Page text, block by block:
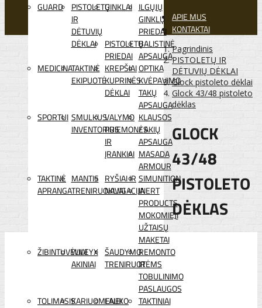
GUARD
PISTOLETŲ
IR
DĖTUVIŲ
DĖKLAI
GINKLAI ILGŲJŲ
GINKLŲ
PRIEDAI
PISTOLETŲ
PRIEDAI
BALISTINĖ
APSAUGA
MEDICINATAKTINĖ
EKIPUOTĖ
KREPŠIAI
KUPRINĖS
DĖKLAI
OPTIKA
KVĖPAVIMO
TAKŲ
APSAUGA
SPORTUI SMULKUS
INVENTORIUS
VALYMO
PRIEMONĖS
IR
ĮRANKIAI
KLAUSOS
/ AKIŲ
APSAUGA
MASADA
ARMOUR
TAKTINĖ
APRANGA
MANTIS
TRENIRUOKLIAI
RYŠIAI IR
NAVIGACIJA
SIMUNITION
INERT
PRODUCTS
MOKOMIEJI
UŽTAISŲ
MAKETAI
ŽIBINTUVĖLIAI
WILEYX
AKINIAI
ŠAUDYMO
TRENIRUOTĖMS
REMONTO
IR
TOBULINIMO
PASLAUGOS
TOLIMASISKARIUOMENEI
LAUKO
TAKTINIAI
APIE MUS
KONTAKTAI
Pagrindinis
PISTOLETŲ IR
DĖTUVIŲ DĖKLAI
Glock pistoleto dėklai
Glock 43/48 pistoleto
dėklas
GLOCK
43/48
PISTOLETO
DĖKLAS